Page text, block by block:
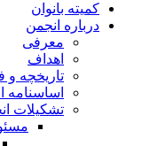
کمیته بانوان
درباره انجمن
معرفی
اهداف
تاریخچه
اساسنامه
تشکیلات